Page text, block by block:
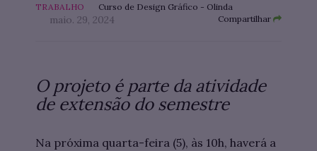
TRABALHO Curso de Design Gráfico - Olinda
maio. 29, 2024 Compartilhar
O projeto é parte da atividade
de extensão do semestre
Na próxima quarta-feira (5), às 10h, haverá a